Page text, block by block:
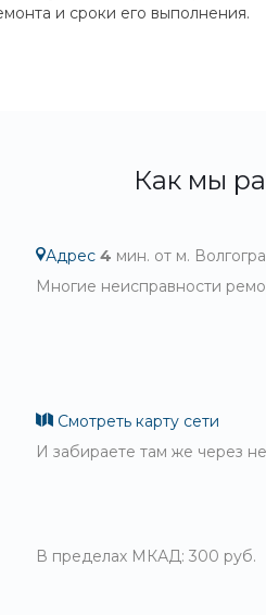
и сроки его выполнения.
Как мы
Адрес 4 мин. от м.
Многие неисправности
Смотреть карту сети
И забираете там же через
В пределах МКАД: 300 руб.